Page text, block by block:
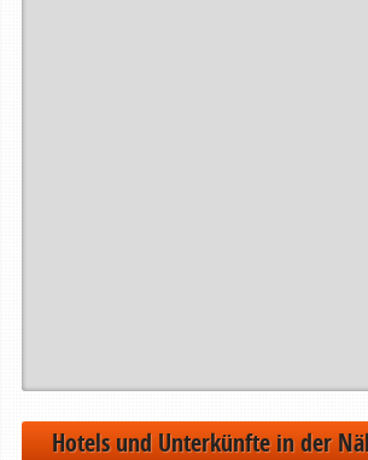
Hotels und Unterkünfte in der